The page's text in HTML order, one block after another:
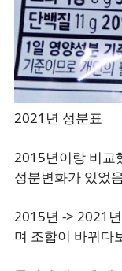
2021년 성분표
2015년이랑 비교
성분변화가 있었
2015년 -> 2021
며 조합이 바뀌다